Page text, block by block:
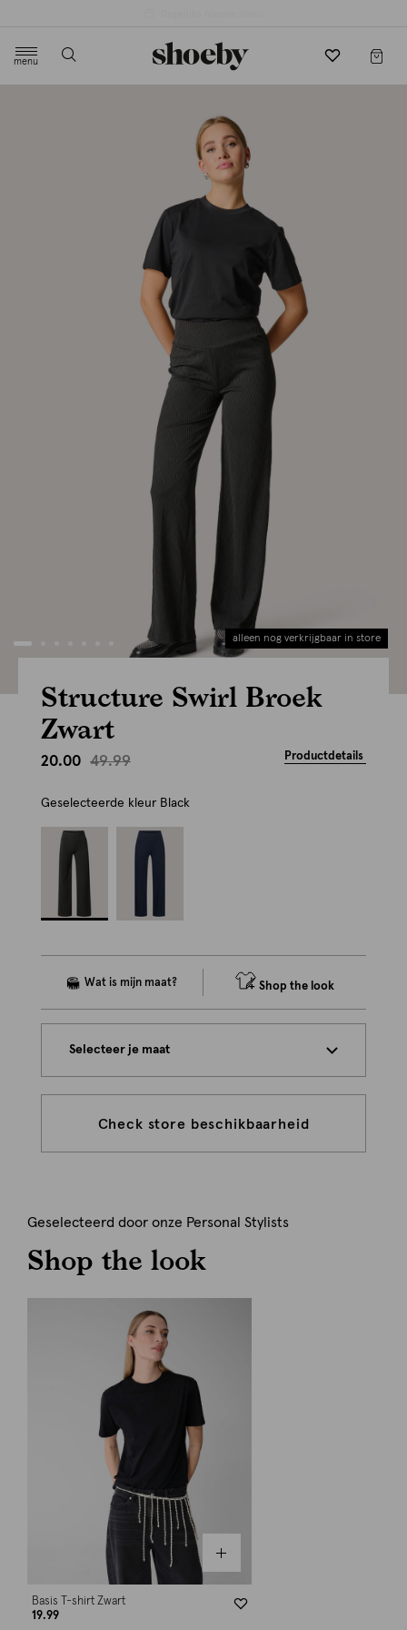
menu
alleen nog verkrijgbaar in store
Structure Swirl Broek
Zwart
20.00 49.99 Productdetails
Geselecteerde kleur Black
Shop the look
Selecteer je maat
Check store beschikbaarheid
Geselecteerd door onze Personal Stylists
Shop the look
Basis T-shirt Zwart
19.99